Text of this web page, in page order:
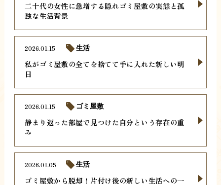
二十代の女性に急増する隠れゴミ屋敷の実態と孤
独な生活背景
私がゴミ屋敷の全てを捨てて手に入れた新しい明
日
2026.01.15 生活
静まり返った部屋で見つけた自分という存在の重
み
2026.01.15 ゴミ屋敷
ゴミ屋敷から脱却！片付け後の新しい生活への一
2026.01.05 生活